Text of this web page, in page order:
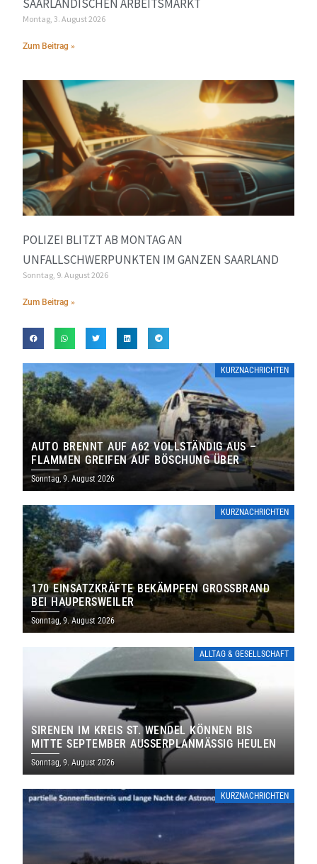
SAARLÄNDISCHEN ARBEITSMARKT
Montag, 3. August 2026
Zum Beitrag »
POLIZEI BLITZT AB MONTAG AN
UNFALLSCHWERPUNKTEN IM GANZEN SAARLAND
Sonntag, 9. August 2026
Zum Beitrag »
KURZNACHRICHTEN
AUTO BRENNT AUF A62 VOLLSTÄNDIG AUS –
FLAMMEN GREIFEN AUF BÖSCHUNG ÜBER
Sonntag, 9. August 2026
KURZNACHRICHTEN
170 EINSATZKRÄFTE BEKÄMPFEN GROSSBRAND B
EI HAUPERSWEILER
Sonntag, 9. August 2026
ALLTAG & GESELLSCHAFT
SIRENEN IM KREIS ST. WENDEL KÖNNEN BIS
MITTE SEPTEMBER AUSSERPLANMÄSSIG HEULEN
Sonntag, 9. August 2026
KURZNACHRICHTEN